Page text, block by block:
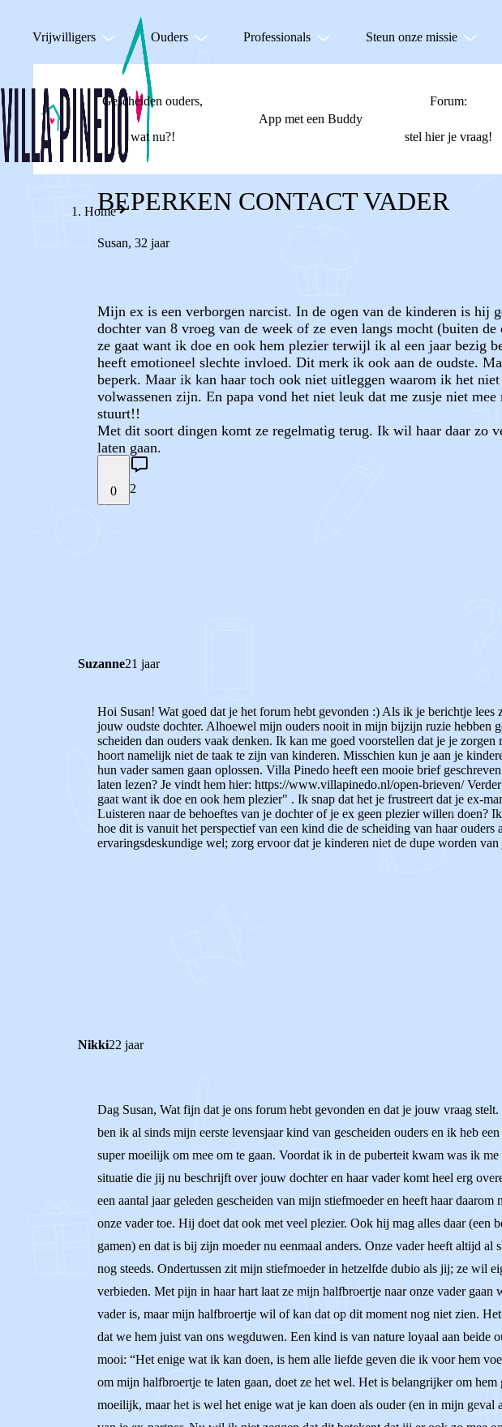
Vrijwilligers Ouders Professionals Steun onze missie
Gescheiden ouders,
wat nu?!
App met een Buddy
Forum:
stel hier je vraag!
Home
BEPERKEN CONTACT VADER
Susan, 32 jaar
Mijn ex is een verborgen narcist. In de ogen van de kinderen is hij
dochter van 8 vroeg van de week of ze even langs mocht (buiten
ze gaat want ik doe en ook hem plezier terwijl ik al een jaar bezig
heeft emotioneel slechte invloed. Dit merk ik ook aan de oudste.
beperk. Maar ik kan haar toch ook niet uitleggen waarom ik het
volwassenen zijn. En papa vond het niet leuk dat me zusje niet
stuurt!!
Met dit soort dingen komt ze regelmatig terug. Ik wil haar daar zo
laten gaan.
0 2
Suzanne21 jaar
Hoi Susan! Wat goed dat je het forum hebt gevonden :) Als ik je berichtje
jouw oudste dochter. Alhoewel mijn ouders nooit in mijn bijzijn ruzie hebben
scheiden dan ouders vaak denken. Ik kan me goed voorstellen dat je je
hoort namelijk niet de taak te zijn van kinderen. Misschien kun je aan je
hun vader samen gaan oplossen. Villa Pinedo heeft een mooie brief
laten lezen? Je vindt hem hier: https://www.villapinedo.nl/open-brieven/
gaat want ik doe en ook hem plezier" . Ik snap dat het je frustreert dat je ex-
Luisteren naar de behoeftes van je dochter of je ex geen plezier willen
hoe dit is vanuit het perspectief van een kind die de scheiding van haar
ervaringsdeskundige wel; zorg ervoor dat je kinderen niet de dupe worden
Nikki22 jaar
Dag Susan, Wat fijn dat je ons forum hebt gevonden en dat je jouw vraag
ben ik al sinds mijn eerste levensjaar kind van gescheiden ouders en ik heb
super moeilijk om mee om te gaan. Voordat ik in de puberteit kwam was ik
situatie die jij nu beschrijft over jouw dochter en haar vader komt heel erg
een aantal jaar geleden gescheiden van mijn stiefmoeder en heeft haar
onze vader toe. Hij doet dat ook met veel plezier. Ook hij mag alles daar
gamen) en dat is bij zijn moeder nu eenmaal anders. Onze vader heeft altijd
nog steeds. Ondertussen zit mijn stiefmoeder in hetzelfde dubio als jij; ze wil
verbieden. Met pijn in haar hart laat ze mijn halfbroertje naar onze vader
vader is, maar mijn halfbroertje wil of kan dat op dit moment nog niet zien.
dat we hem juist van ons wegduwen. Een kind is van nature loyaal aan beide
mooi: “Het enige wat ik kan doen, is hem alle liefde geven die ik voor hem
om mijn halfbroertje te laten gaan, doet ze het wel. Het is belangrijker om
moeilijk, maar het is wel het enige wat je kan doen als ouder (en in mijn